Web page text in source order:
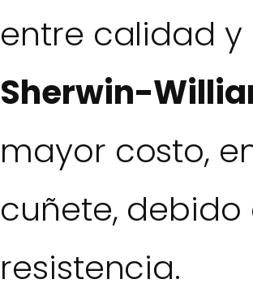
entre calidad y
Sherwin-
mayor costo,
cuñete,
resistencia.